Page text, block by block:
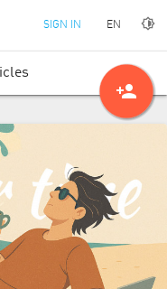
SIGN IN EN
person_add